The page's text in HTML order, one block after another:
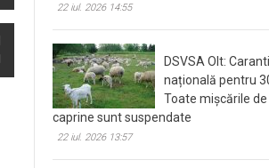
22 iul. 2026 14:55
DSVSA Olt:
națională pentru
Toate mișcările de
caprine sunt suspendate
22 iul. 2026 13:57